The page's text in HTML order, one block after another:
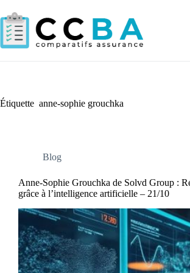
au
contenu
Étiquette anne-sophie grouchka
Blog
Anne-Sophie Grouchka de Solvd Group :
grâce à l’intelligence artificielle – 21/10